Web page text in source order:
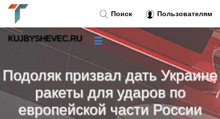
Подоляк призвал дать Украине
ракеты для ударов по
европейской части России
Поиск Пользователям
KUJBYSHEVEC.RU ☰
Новости»
Тренды новостей »
Рубрики»